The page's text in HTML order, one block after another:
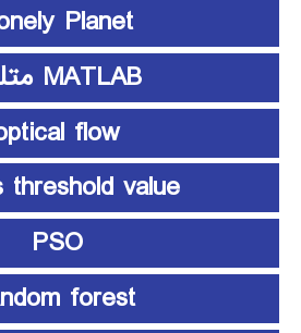
Planet
MATLAB متلب
flow
threshold value
PSO
forest